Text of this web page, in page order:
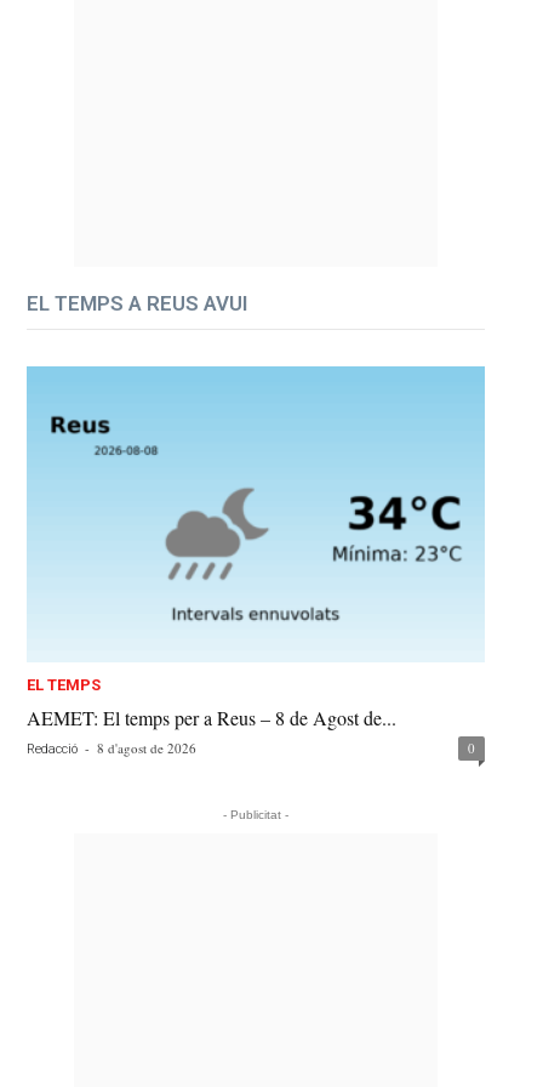
EL TEMPS A REUS AVUI
EL TEMPS
AEMET: El temps per a Reus – 8 de Agost de...
Redacció - 8 d'agost de 2026 0
- Publicitat -